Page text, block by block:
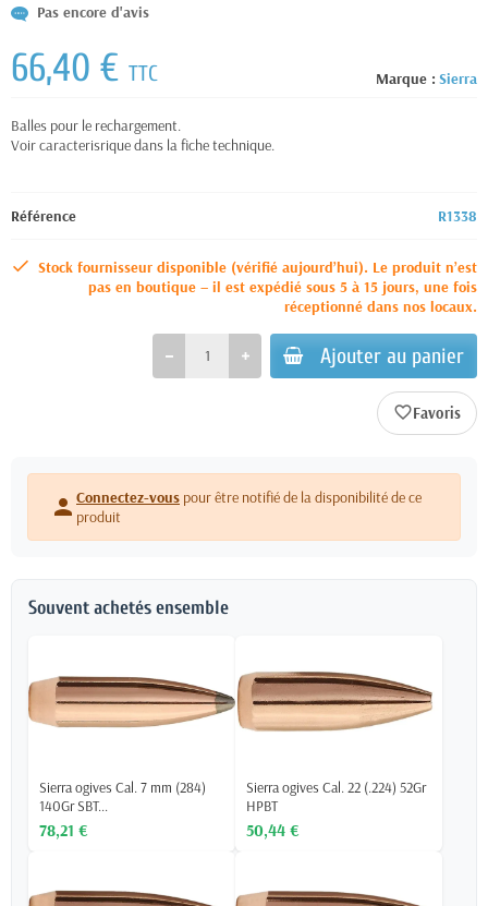
Pas encore d'avis
Marque : Sierra
66,40 € TTC
Balles pour le rechargement.
Voir caracterisrique dans la fiche technique.
Référence R1338
Stock fournisseur disponible (vérifié aujourd’hui). Le produit n’est
pas en boutique – il est expédié sous 5 à 15 jours, une fois
réceptionné dans nos locaux.
Ajouter au panier
favorite_border
person Connectez-vous pour être notifié de la disponibilité de ce
produit
Souvent achetés ensemble
Sierra ogives Cal. 7 mm (284)
140Gr SBT...
78,21 €
Sierra ogives Cal. 22 (.224) 52Gr
HPBT
50,44 €